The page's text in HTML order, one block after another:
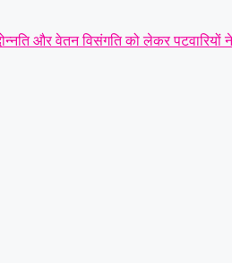
और वेतन विसंगति को लेकर पटवारियों ने
राज्य मंत्री तोखन साहू के समक्ष उठाई